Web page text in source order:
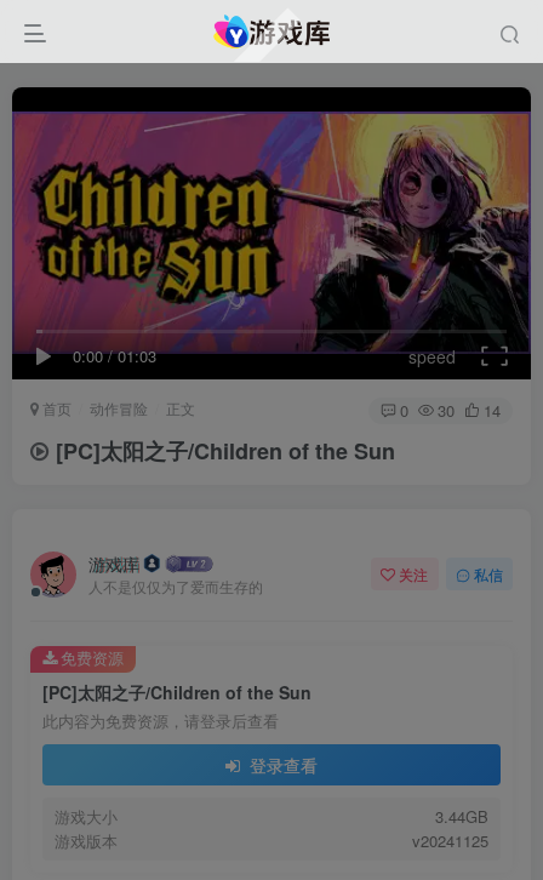
0:00/01:03 speed
首页 动作冒险 正文 0 30 14
[PC]太阳之子/Children of the Sun
游戏库
人不是仅仅为了爱而生存的
关注 私信
[PC]太阳之子/Children of the Sun
此内容为免费资源，请登录后查看
登录查看
游戏大小
3.44GB
游戏版本
v20241125
免费资源